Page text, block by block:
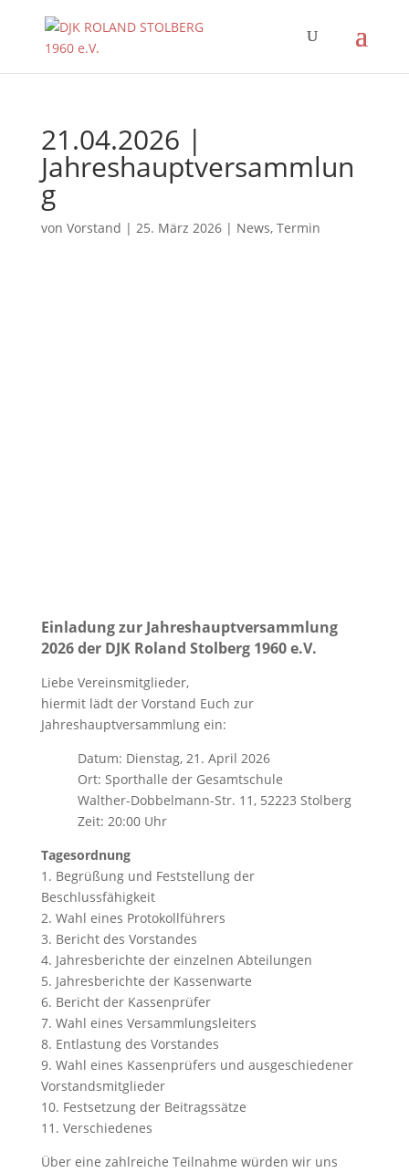
21.04.2026 |
Jahreshauptversammlun
g
von Vorstand | 25. März 2026| News, Termin
Einladung zur Jahreshauptversammlung
2026 der DJK Roland Stolberg 1960 e.V.
Liebe Vereinsmitglieder,
hiermit lädt der Vorstand Euch zur
Jahreshauptversammlung ein:
Datum: Dienstag, 21. April 2026
Ort: Sporthalle der Gesamtschule
Walther-Dobbelmann-Str. 11, 52223 Stolberg
Zeit: 20:00 Uhr
Tagesordnung
1. Begrüßung und Feststellung der
Beschlussfähigkeit
2. Wahl eines Protokollführers
3. Bericht des Vorstandes
4. Jahresberichte der einzelnen Abteilungen
5. Jahresberichte der Kassenwarte
6. Bericht der Kassenprüfer
7. Wahl eines Versammlungsleiters
8. Entlastung des Vorstandes
9. Wahl eines Kassenprüfers und ausgeschiedener
Vorstandsmitglieder
10. Festsetzung der Beitragssätze
11. Verschiedenes
Über eine zahlreiche Teilnahme würden wir uns